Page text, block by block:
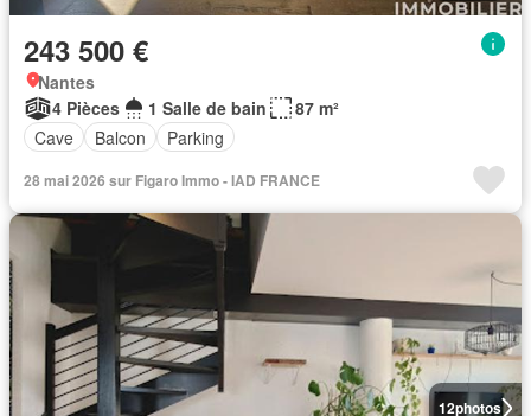
243 500 €
Nantes
4 Pièces
1 Salle de bain
87 m²
Cave
Balcon Parking
28 mai 2026 sur Figaro Immo - IAD FRANCE
12photos